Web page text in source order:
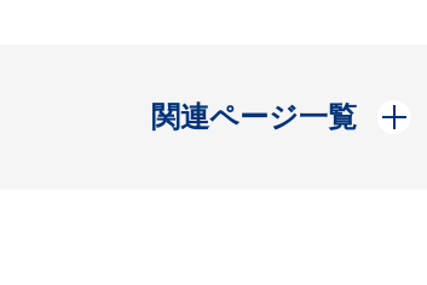
関連ページ一覧
開く